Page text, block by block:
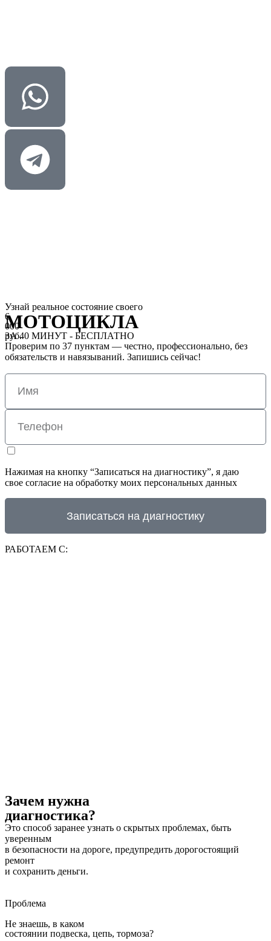
Узнай реальное состояние своего
6
000
руб.
МОТОЦИКЛА
ЗА 40 МИНУТ - БЕСПЛАТНО
Проверим по 37 пунктам — честно, профессионально, без
обязательств и навязываний. Запишись сейчас!
Нажимая на кнопку “Записаться на диагностику”, я даю
свое согласие на обработку моих персональных данных
Записаться на диагностику
РАБОТАЕМ С:
Зачем нужна
диагностика?
Это способ заранее узнать о скрытых проблемах, быть
уверенным
в безопасности на дороге, предупредить дорогостоящий
ремонт
и сохранить деньги.
Проблема
Не знаешь, в каком
состоянии подвеска, цепь, тормоза?